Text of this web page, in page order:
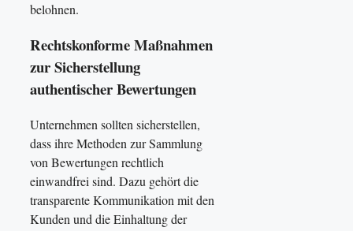
belohnen.
Rechtskonforme Maßnahmen
zur Sicherstellung
authentischer Bewertungen
Unternehmen sollten sicherstellen,
dass ihre Methoden zur Sammlung
von Bewertungen rechtlich
einwandfrei sind. Dazu gehört die
transparente Kommunikation mit den
Kunden und die Einhaltung der